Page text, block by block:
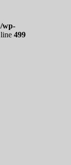
wp-
499